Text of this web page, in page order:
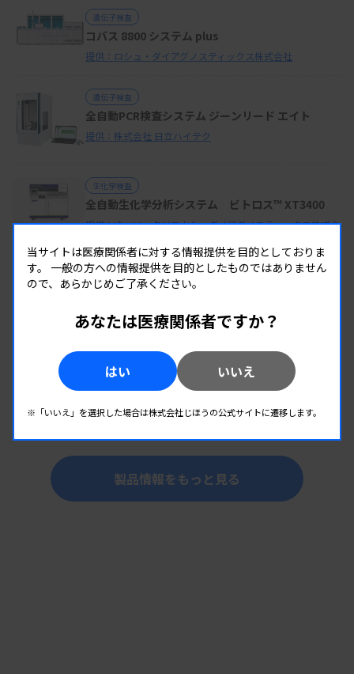
遺伝子検査
コバス 8800 システム plus
提供：ロシュ・ダイアグノスティックス株式会社
遺伝子検査
全自動PCR検査システム ジーンリード エイト
提供：株式会社 日立ハイテク
生化学検査
全自動生化学分析システム ビトロス™ XT3400
提供：オーソ・クリニカル・ダイアグノスティックス株式会
免疫検査
提供：株式会社カイノス
全自動マイクロプレートEIA分析装置 Evolisシス
テム
提供：バイオ・ラッド ラボラトリーズ株式会社
製品情報をもっと見る
当サイトは医療関係者に対する情報提供を目的としておりま
す。 一般の方への情報提供を目的としたものではありません
ので、あらかじめご了承ください。
あなたは医療関係者ですか？
はい いいえ
※「いいえ」を選択した場合は株式会社じほうの公式サイトに遷移します。